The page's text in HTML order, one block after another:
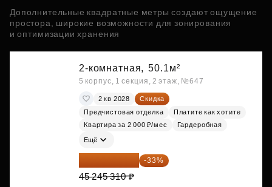
Дополнительные квадратные метры создают ощущение
простора, широкие возможности для зонирования
и оптимизации хранения
2-комнатная, 50.1м²
5 корпус, 1 секция, 2 этаж, №647
2 кв 2028
Скидка
Предчистовая отделка
Платите как хотите
Квартира за 2 000 ₽/мес
Гардеробная
Ещё
30 314 358 ₽ -33%
45 245 310 ₽